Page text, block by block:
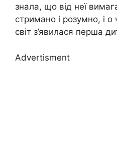
знала, що від неї
стримано і розумно, і о
світ з’явилася перша
Advertisment